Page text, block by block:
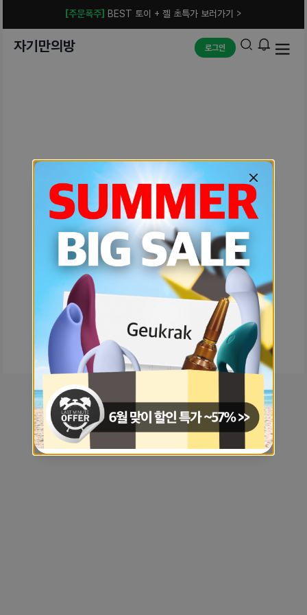
[주문폭주] BEST 토이 + 젤 초특가 보러가기 >
자기만의방 로그인
예상치 못한 에러입니다.